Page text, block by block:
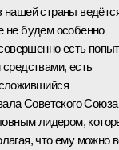
нашей страны
не будем особенно
есть
есть
Советского Союза
лидером,
что ему можно